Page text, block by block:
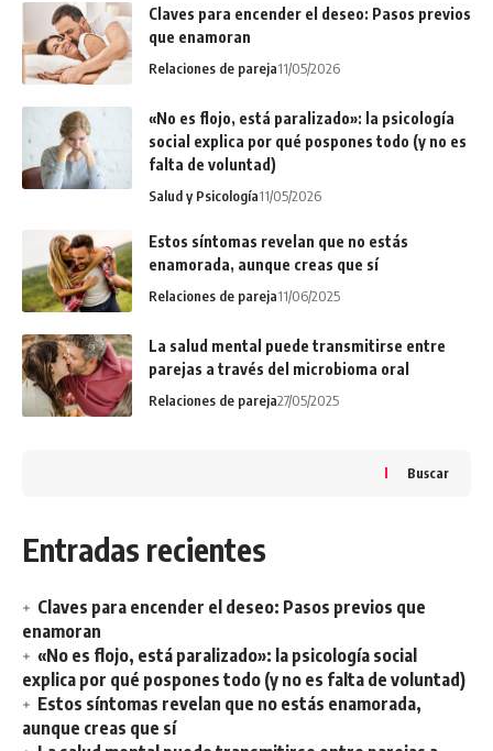
Claves para encender el deseo: Pasos previos
que enamoran
Relaciones de pareja11/05/2026
«No es flojo, está paralizado»: la psicología
social explica por qué pospones todo (y no es
falta de voluntad)
Salud y Psicología11/05/2026
Estos síntomas revelan que no estás
enamorada, aunque creas que sí
Relaciones de pareja11/06/2025
La salud mental puede transmitirse entre
parejas a través del microbioma oral
Relaciones de pareja27/05/2025
Buscar
Entradas recientes
Claves para encender el deseo: Pasos previos que
enamoran
«No es flojo, está paralizado»: la psicología social
explica por qué pospones todo (y no es falta de voluntad)
Estos síntomas revelan que no estás enamorada,
aunque creas que sí